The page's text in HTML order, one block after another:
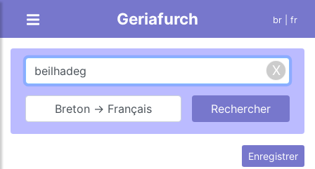
Geriafurch br | fr
Breton → Français
Enregistrer